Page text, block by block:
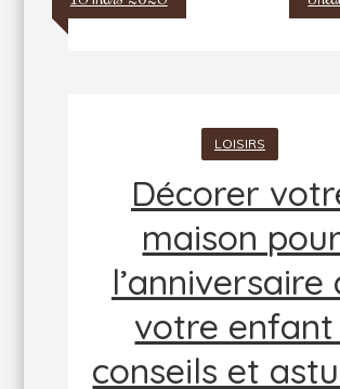
LOISIRS
Décorer
maison pour
l’anniversaire
votre enfant
conseils et